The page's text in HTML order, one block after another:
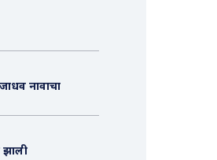
नावाचा
झाली